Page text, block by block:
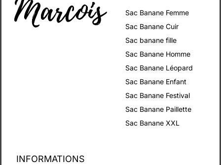
Sac Banane Femme
Sac Banane Cuir
Sac banane fille
Sac Banane Homme
Sac Banane Léopard
Sac Banane Enfant
Sac Banane Festival
Sac Banane Paillette
Sac Banane XXL
INFORMATIONS